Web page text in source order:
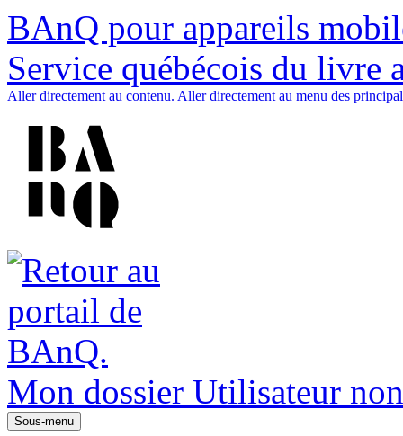
BAnQ pour appareils
Service québécois du livre
Aller directement au contenu. Aller directement au menu des
Mon dossier Utilisateur
Sous-menu